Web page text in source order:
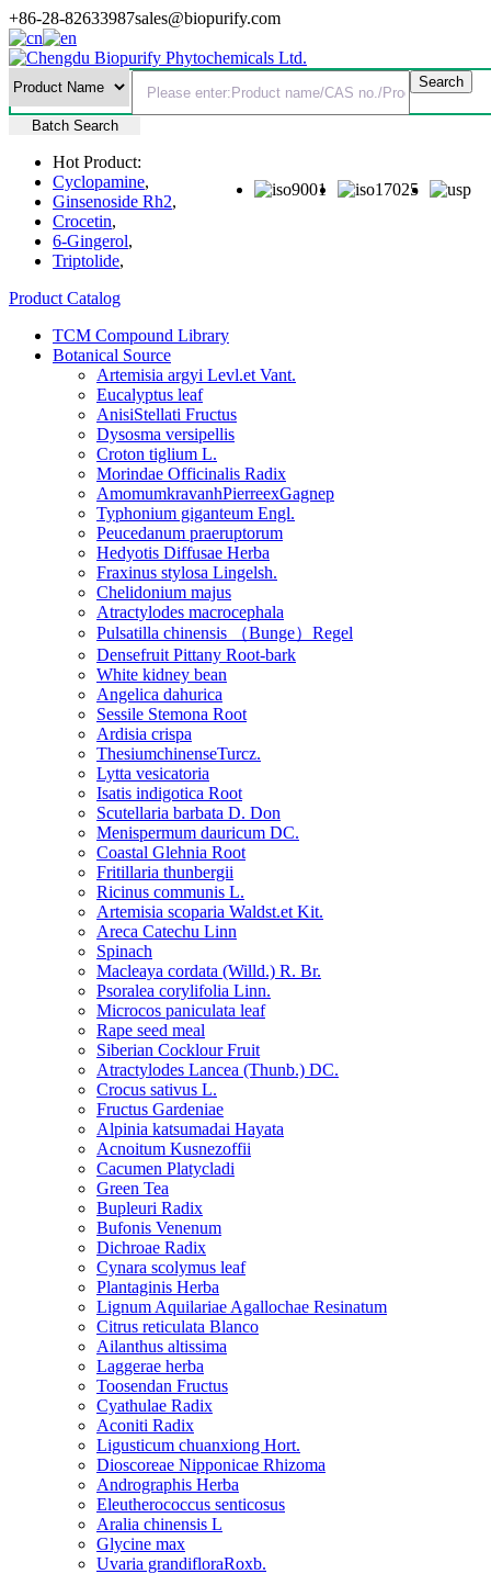
+86-28-82633987sales@biopurify.com
Batch Search
Hot Product:
Cyclopamine,
Ginsenoside Rh2,
Crocetin,
6-Gingerol,
Triptolide,
Product Catalog
TCM Compound Library
Botanical Source
Artemisia argyi Levl.et Vant.
Eucalyptus leaf
AnisiStellati Fructus
Dysosma versipellis
Croton tiglium L.
Morindae Officinalis Radix
AmomumkravanhPierreexGagnep
Typhonium giganteum Engl.
Peucedanum praeruptorum
Hedyotis Diffusae Herba
Fraxinus stylosa Lingelsh.
Chelidonium majus
Atractylodes macrocephala
Pulsatilla chinensis （Bunge）Regel
Densefruit Pittany Root-bark
White kidney bean
Angelica dahurica
Sessile Stemona Root
Ardisia crispa
ThesiumchinenseTurcz.
Lytta vesicatoria
Isatis indigotica Root
Scutellaria barbata D. Don
Menispermum dauricum DC.
Coastal Glehnia Root
Fritillaria thunbergii
Ricinus communis L.
Artemisia scoparia Waldst.et Kit.
Areca Catechu Linn
Spinach
Macleaya cordata (Willd.) R. Br.
Psoralea corylifolia Linn.
Microcos paniculata leaf
Rape seed meal
Siberian Cocklour Fruit
Atractylodes Lancea (Thunb.) DC.
Crocus sativus L.
Fructus Gardeniae
Alpinia katsumadai Hayata
Acnoitum Kusnezoffii
Cacumen Platycladi
Green Tea
Bupleuri Radix
Bufonis Venenum
Dichroae Radix
Cynara scolymus leaf
Plantaginis Herba
Lignum Aquilariae Agallochae Resinatum
Citrus reticulata Blanco
Ailanthus altissima
Laggerae herba
Toosendan Fructus
Cyathulae Radix
Aconiti Radix
Ligusticum chuanxiong Hort.
Dioscoreae Nipponicae Rhizoma
Andrographis Herba
Eleutherococcus senticosus
Aralia chinensis L
Glycine max
Uvaria grandifloraRoxb.